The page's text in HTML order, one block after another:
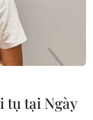
tụ tại Ngày